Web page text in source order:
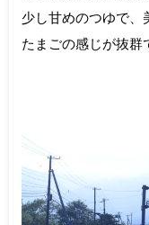
少し甘めのつゆで、
たまごの感じが抜群